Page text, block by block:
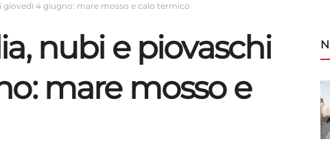
giovedì 4 giugno: mare mosso e calo termico
nubi e piovaschi
mare mosso e